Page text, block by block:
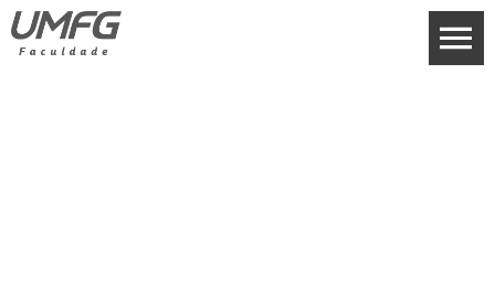
INSTITUCIONAL